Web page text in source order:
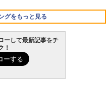
グをもっと見る
ーして最新記事をチ
！